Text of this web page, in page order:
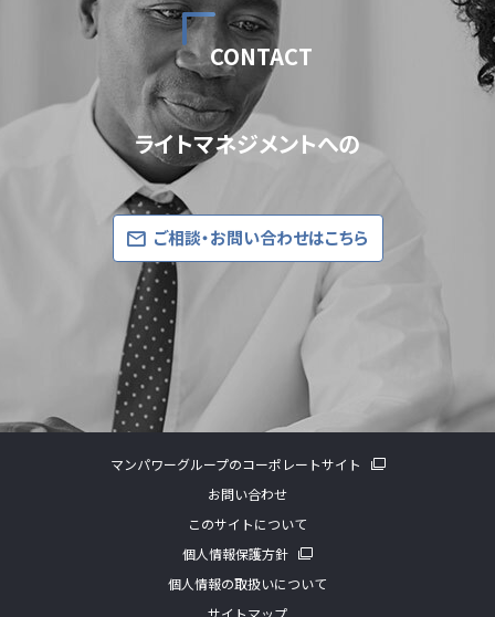
CONTACT
ライトマネジメントへの
ご相談・お問い合わせはこちら
マンパワーグループのコーポレートサイト
お問い合わせ
このサイトについて
個人情報保護方針
個人情報の取扱いについて